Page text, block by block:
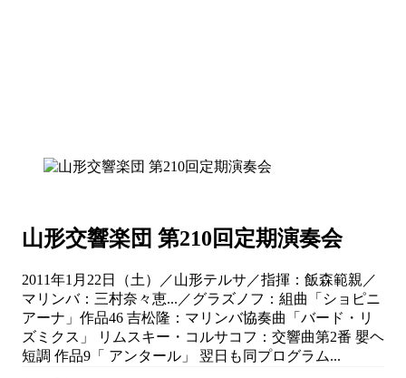
山形交響楽団 第210回定期演奏会
2011年1月22日（土）／山形テルサ／指揮：飯森範親／
マリンバ：三村奈々恵...／グラズノフ：組曲「ショピニ
アーナ」作品46 吉松隆：マリンバ協奏曲「バード・リ
ズミクス」 リムスキー・コルサコフ：交響曲第2番 嬰ヘ
短調 作品9「 アンタール」 翌日も同プログラム...